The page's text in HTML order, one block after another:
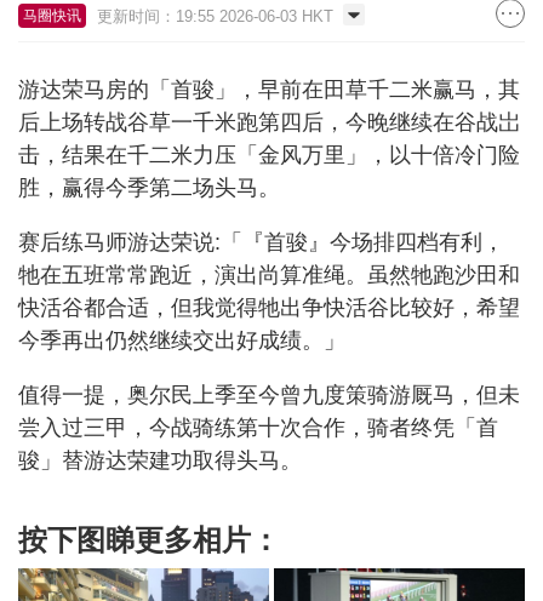
马圈快讯 更新时间：19:55 2026-06-03 HKT
游达荣马房的「首骏」，早前在田草千二米赢马，其
后上场转战谷草一千米跑第四后，今晚继续在谷战岀
击，结果在千二米力压「金风万里」，以十倍冷门险
胜，赢得今季第二场头马。
赛后练马师游达荣说:「『首骏』今场排四档有利，
牠在五班常常跑近，演出尚算准绳。虽然牠跑沙田和
快活谷都合适，但我觉得牠出争快活谷比较好，希望
今季再出仍然继续交出好成绩。」
值得一提，奥尔民上季至今曾九度策骑游厩马，但未
尝入过三甲，今战骑练第十次合作，骑者终凭「首
骏」替游达荣建功取得头马。
按下图睇更多相片：